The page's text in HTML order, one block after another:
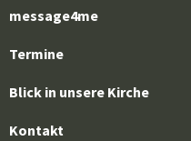
message4me
Termine
Blick in unsere Kirche
Kontakt